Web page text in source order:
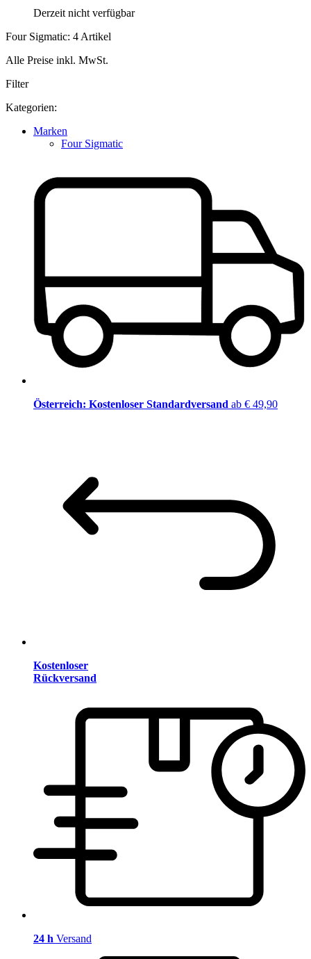
Derzeit nicht verfügbar
Four Sigmatic: 4 Artikel
Alle Preise inkl. MwSt.
Filter
Kategorien:
Marken
Four Sigmatic
Österreich: Kostenloser Standardversand ab € 49,90
Kostenloser
Rückversand
24 h Versand